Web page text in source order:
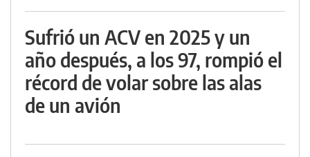
Sufrió un ACV en 2025 y un
año después, a los 97, rompió el
récord de volar sobre las alas
de un avión